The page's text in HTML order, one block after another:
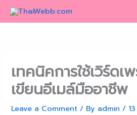
Skip
เทคนิคการใช้เวิร์ดเ
เขียนอีเมล์มืออาชีพ
Leave a Comment / By admin/